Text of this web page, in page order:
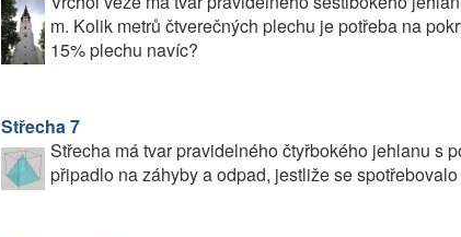
m. Kolik metrů čtverečných plechu je potřeba na
15% plechu navíc?
Střecha 7
Střecha má tvar pravidelného čtyřbokého jehlanu s
připadlo na záhyby a odpad, jestliže se